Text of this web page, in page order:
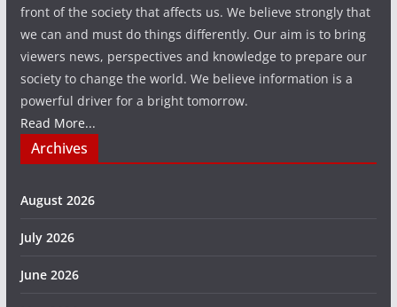
front of the society that affects us. We believe strongly that
we can and must do things differently. Our aim is to bring
viewers news, perspectives and knowledge to prepare our
society to change the world. We believe information is a
powerful driver for a bright tomorrow.
Read More...
Archives
August 2026
July 2026
June 2026